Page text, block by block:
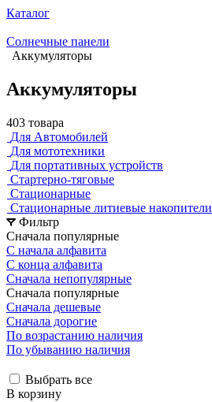
Каталог
Солнечные панели
Аккумуляторы
Аккумуляторы
403 товара
Для Автомобилей
Для мототехники
Для портативных устройств
Стартерно-тяговые
Стационарные
Стационарные литиевые накопители
Фильтр
Сначала популярные
С начала алфавита
С конца алфавита
Сначала непопулярные
Сначала популярные
Сначала дешевые
Сначала дорогие
По возрастанию наличия
По убыванию наличия
Выбрать все
В корзину